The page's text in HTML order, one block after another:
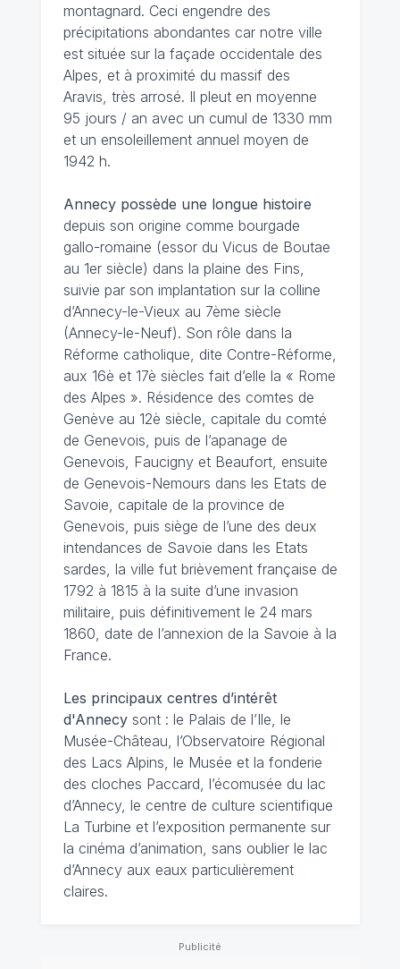
montagnard. Ceci engendre des
précipitations abondantes car notre ville
est située sur la façade occidentale des
Alpes, et à proximité du massif des
Aravis, très arrosé. Il pleut en moyenne
95 jours / an avec un cumul de 1330 mm
et un ensoleillement annuel moyen de
1942 h.
Annecy possède une longue histoire
depuis son origine comme bourgade
gallo-romaine (essor du Vicus de Boutae
au 1er siècle) dans la plaine des Fins,
suivie par son implantation sur la colline
d’Annecy-le-Vieux au 7ème siècle
(Annecy-le-Neuf). Son rôle dans la
Réforme catholique, dite Contre-Réforme,
aux 16è et 17è siècles fait d’elle la « Rome
des Alpes ». Résidence des comtes de
Genève au 12è siècle, capitale du comté
de Genevois, puis de l’apanage de
Genevois, Faucigny et Beaufort, ensuite
de Genevois-Nemours dans les Etats de
Savoie, capitale de la province de
Genevois, puis siège de l’une des deux
intendances de Savoie dans les Etats
sardes, la ville fut brièvement française de
1792 à 1815 à la suite d’une invasion
militaire, puis définitivement le 24 mars
1860, date de l’annexion de la Savoie à la
France.
Les principaux centres d’intérêt
d'Annecysont : le Palais de l’Ile, le
Musée-Château, l’Observatoire Régional
des Lacs Alpins, le Musée et la fonderie
des cloches Paccard, l’écomusée du lac
d’Annecy, le centre de culture scientifique
La Turbine et l’exposition permanente sur
la cinéma d’animation, sans oublier le lac
d’Annecy aux eaux particulièrement
claires.